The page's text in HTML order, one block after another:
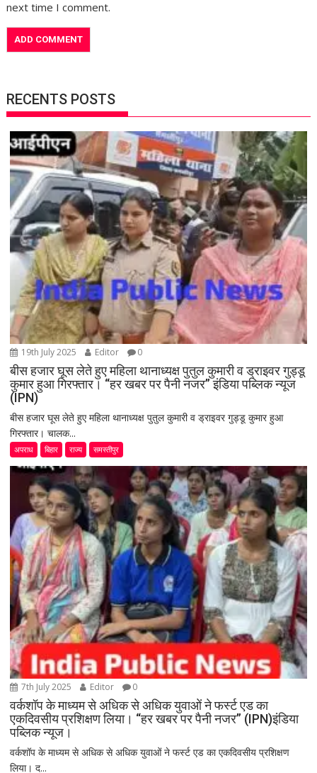
next time I comment.
RECENTS POSTS
19th July 2025 Editor 0
बीस हजार घूस लेते हुए महिला थानाध्यक्ष पुतुल कुमारी व ड्राइवर गुड्डू
कुमार हुआ गिरफ्तार। “हर खबर पर पैनी नजर” इंडिया पब्लिक न्यूज
(IPN)
बीस हजार घूस लेते हुए महिला थानाध्यक्ष पुतुल कुमारी व ड्राइवर गुड्डू कुमार हुआ
गिरफ्तार। चालक...
अपराध बिहार राज्य समस्तीपुर
7th July 2025 Editor 0
वर्कशॉप के माध्यम से अधिक से अधिक युवाओं ने फर्स्ट एड का
एकदिवसीय प्रशिक्षण लिया। “हर खबर पर पैनी नजर” (IPN)इंडिया
पब्लिक न्यूज।
वर्कशॉप के माध्यम से अधिक से अधिक युवाओं ने फर्स्ट एड का एकदिवसीय प्रशिक्षण
लिया। द...